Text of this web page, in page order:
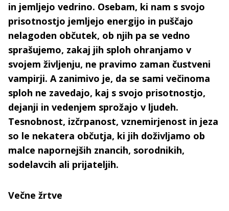
in jemljejo vedrino. Osebam, ki nam s svojo
prisotnostjo jemljejo energijo in puščajo
nelagoden občutek, ob njih pa se vedno
sprašujemo, zakaj jih sploh ohranjamo v
svojem življenju, ne pravimo zaman čustveni
vampirji. A zanimivo je, da se sami večinoma
sploh ne zavedajo, kaj s svojo prisotnostjo,
dejanji in vedenjem sprožajo v ljudeh.
Tesnobnost, izčrpanost, vznemirjenost in jeza
so le nekatera občutja, ki jih doživljamo ob
malce napornejših znancih, sorodnikih,
sodelavcih ali prijateljih.
Večne žrtve